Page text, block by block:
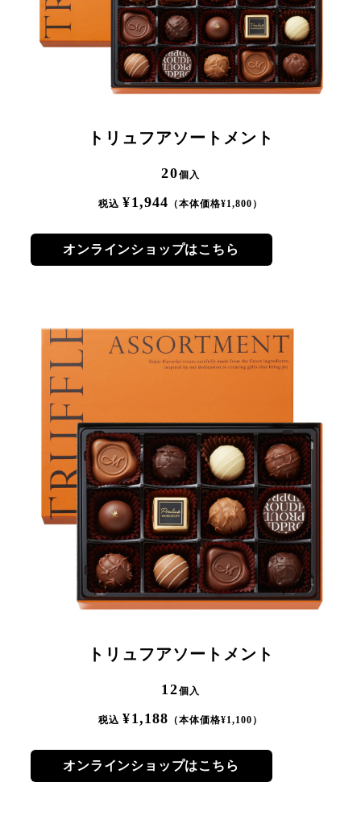
トリュフアソートメント
20個入
税込 ¥1,944 （本体価格¥1,800 ）
オンラインショップはこちら
トリュフアソートメント
12個入
税込 ¥1,188 （本体価格¥1,100 ）
オンラインショップはこちら